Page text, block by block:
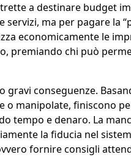
a destinare budget
ma per pagare la
economicamente le
premiando chi può
gravi conseguenze.
o manipolate, finiscono
tempo e denaro. La
la fiducia nel
fornire consigli